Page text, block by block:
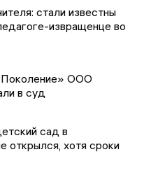
стали известны
извращенце во
ООО
в суд
сад в
открылся, хотя сроки